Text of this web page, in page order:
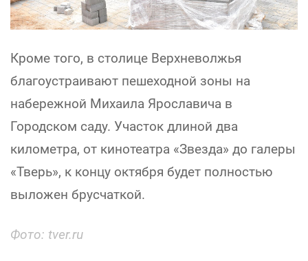
Кроме того, в столице Верхневолжья
благоустраивают пешеходной зоны на
набережной Михаила Ярославича в
Городском саду. Участок длиной два
километра, от кинотеатра «Звезда» до галеры
«Тверь», к концу октября будет полностью
выложен брусчаткой.
Фото: tver.ru